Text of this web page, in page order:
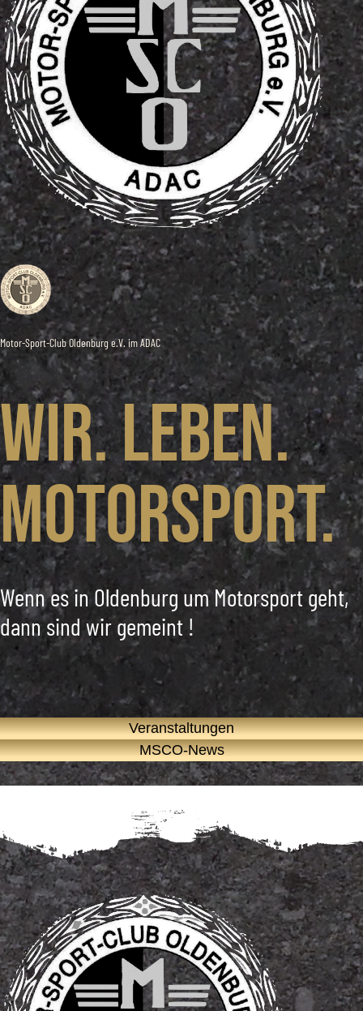
Motor-Sport-Club Oldenburg e.V. im ADAC
Wir. Leben.
Motorsport.
Wenn es in Oldenburg um Motorsport geht,
dann sind wir gemeint !
Veranstaltungen
MSCO-News